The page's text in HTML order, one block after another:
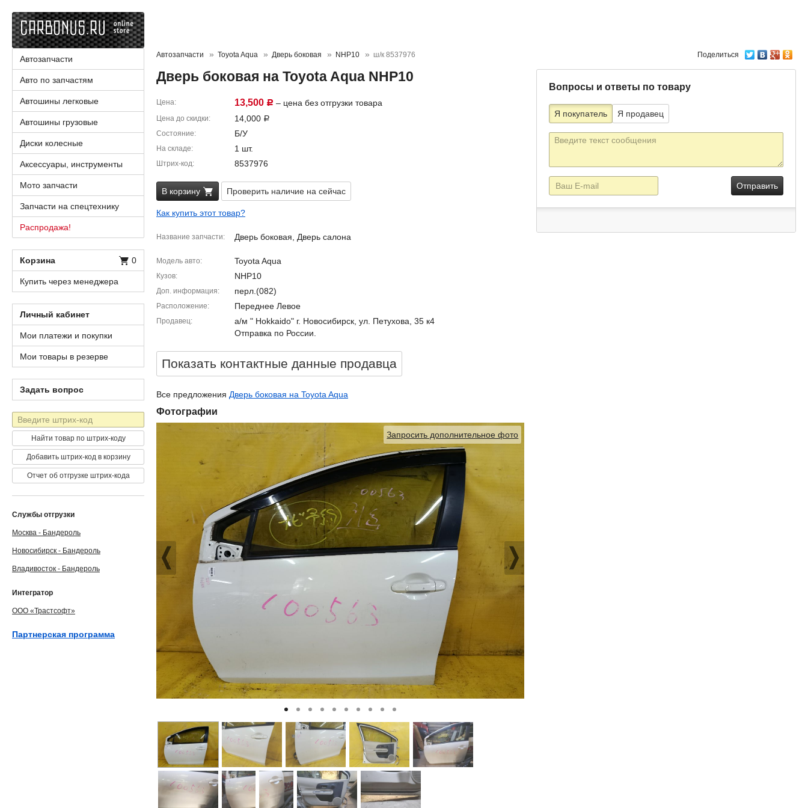
Поделиться
Автозапчасти Toyota Aqua Дверь боковая NHP10 ш/к 8537976
Дверь боковая на Toyota Aqua NHP10
Цена 13,500 Р – цена без отгрузки товара
Цена до скидки 14,000 Р
Состояние Б/У
На складе 1 шт.
Штрих-код 8537976
В корзину Проверить наличие на сейчас
Как купить этот товар?
Название запчасти Дверь боковая, Дверь салона
Модель авто Toyota Aqua
Кузов NHP10
Доп. информация перл.(082)
Расположение Переднее Левое
Продавец
а/м " Hokkaido" г. Новосибирск, ул. Петухова, 35 к4
Отправка по России.
Показать контактные данные продавцa
Все предложения Дверь боковая на Toyota Aqua
Фотографии
Запросить дополнительное фото
Вопросы и ответы по товару
Я покупатель Я продавец
Текст
E-
mail
Автозапчасти
Авто по запчастям
Автошины легковые
Автошины грузовые
Диски колесные
Аксессуары, инструменты
Мото запчасти
Запчасти на спецтехнику
Распродажа!
Корзина 0
Купить через менеджера
Личный кабинет
Мои платежи и покупки
Мои товары в резерве
Задать вопрос
Штрих-
код
Найти товар по штрих-коду
Добавить штрих-код в корзину
Отчет об отгрузке штрих-кода
Службы отгрузки
Москва - Бандероль
Новосибирск - Бандероль
Владивосток - Бандероль
Интегратор
ООО «Трастсофт»
Партнерская программа